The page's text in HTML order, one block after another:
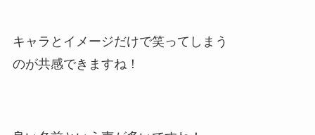
キャラとイメージだけで笑ってしまう
のが共感できますね！